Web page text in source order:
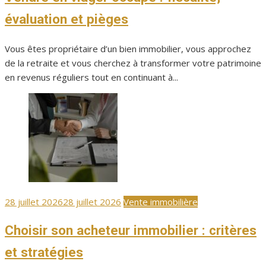
évaluation et pièges
Vous êtes propriétaire d’un bien immobilier, vous approchez
de la retraite et vous cherchez à transformer votre patrimoine
en revenus réguliers tout en continuant à...
Publié
28 juillet 202628 juillet 2026 Vente immobilière
Choisir son acheteur immobilier : critères
et stratégies